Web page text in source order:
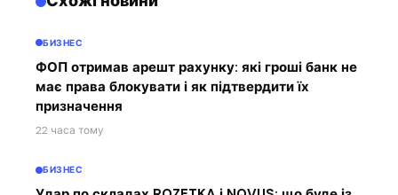
БИЗНЕС
ФОП отримав арешт рахунку: які гроші банк не
має права блокувати і як підтвердити їх
призначення
22 часа тому
БИЗНЕС